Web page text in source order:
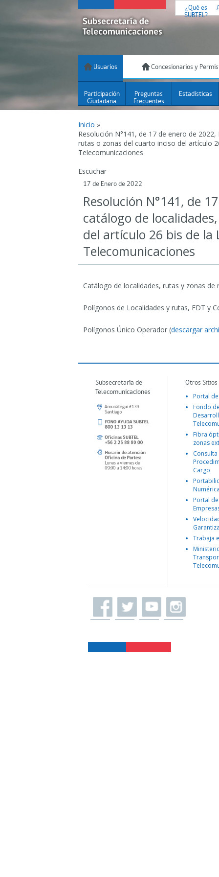
¿Qué es
SUBTEL?
Usuarios Concesionarios y
Participación
Ciudadana
Preguntas
Frecuentes
Estadísticas
Inicio »
Resolución N°141, de 17 de enero de
rutas o zonas del cuarto inciso del artículo
Telecomunicaciones
Escuchar
17 de Enero de 2022
Resolución N°141, de
catálogo de
del artículo 26 bis de la
Telecomunicaciones
Catálogo de localidades, rutas y zonas
Polígonos de Localidades y rutas, FDT y
Polígonos Único Operador (descargar
Subsecretaría de
Telecomunicaciones
Otros
Portal
Fondo
Fibra
zonas
Consulta
Cargo
Portal
Trabaja